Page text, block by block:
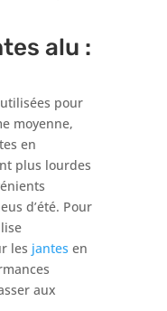
alu :
pour
moyenne,
en
plus lourdes
d’été. Pour
les jantes en
aux